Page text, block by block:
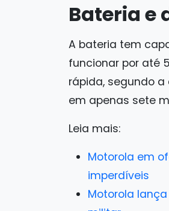
Bateria e
A bateria tem
funcionar por até
rápida, segundo
em apenas sete
Leia mais:
Motorola em
imperdíveis
Motorola